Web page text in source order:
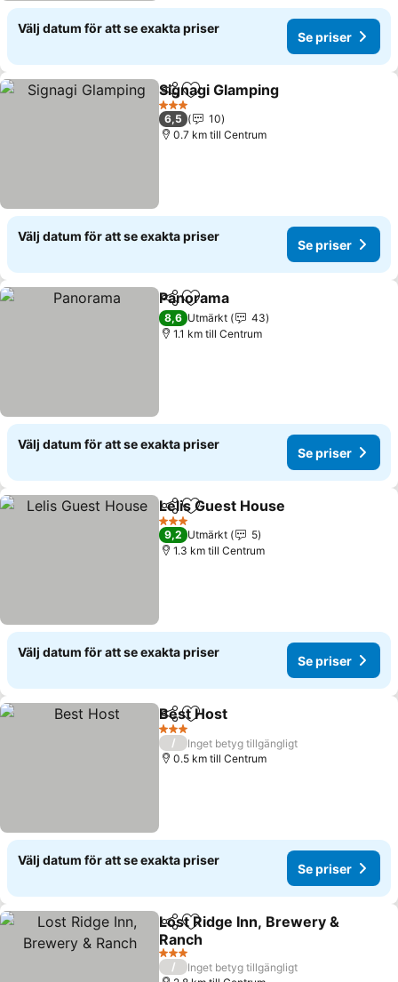
Välj datum för att se exakta priser
Se priser
Dela Lägg till i Mina Favoriter
Signagi Glamping
3 Stjärnor
6,5
10
0.7 km till Centrum
Välj datum för att se exakta priser
Se priser
Dela Lägg till i Mina Favoriter
Panorama
8,6 Utmärkt
43
1.1 km till Centrum
Välj datum för att se exakta priser
Se priser
Dela Lägg till i Mina Favoriter
Lelis Guest House
3 Stjärnor
9,2 Utmärkt
5
1.3 km till Centrum
Välj datum för att se exakta priser
Se priser
Dela Lägg till i Mina Favoriter
Best Host
3 Stjärnor
/
Inget betyg tillgängligt
0.5 km till Centrum
Välj datum för att se exakta priser
Se priser
Dela Lägg till i Mina Favoriter
Lost Ridge Inn, Brewery &
Ranch
Se priser
3 Stjärnor
/
Inget betyg tillgängligt